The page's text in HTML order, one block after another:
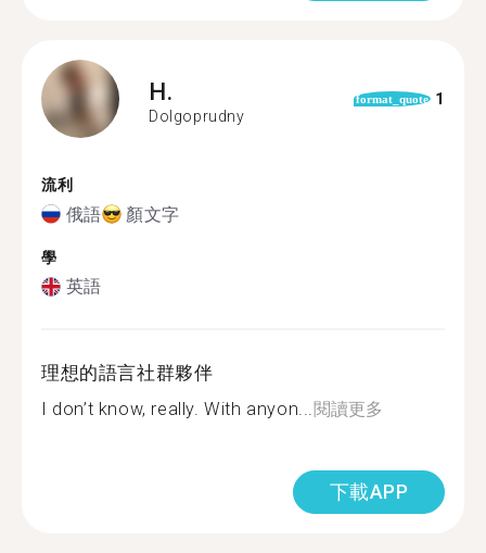
H.
Dolgoprudny
format_quote 1
流利
俄語 顏文字
學
英語
理想的語言社群夥伴
I don’t know, really. With anyon...閱讀更多
下載APP